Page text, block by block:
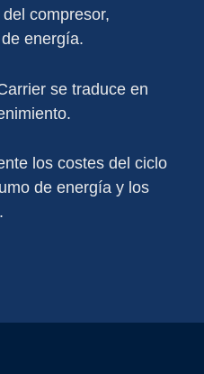
compresor,
energía.
se traduce en
los costes del ciclo
de energía y los